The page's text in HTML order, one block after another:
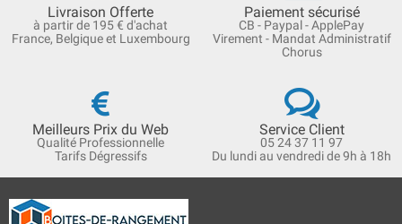
Livraison Offerte
à partir de 195 € d'achat
France, Belgique et Luxembourg
Paiement sécurisé
CB - Paypal - ApplePay
Virement - Mandat Administratif
Chorus
Meilleurs Prix du Web
Qualité Professionnelle
Tarifs Dégressifs
Service Client
05 24 37 11 97
Du lundi au vendredi de 9h à 18h